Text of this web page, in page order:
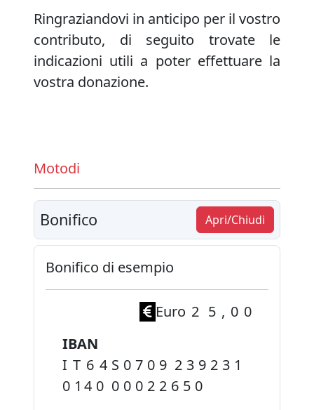
Ringraziandovi in anticipo per il vostro
contributo, di seguito trovate le
indicazioni utili a poter effettuare la
vostra donazione.
Motodi
Bonifico Apri/Chiudi
Bonifico di esempio
Euro 2 5 , 0 0
IBAN
I T 6 4 S 0 7 0 9 2 3 9 2 3 1
0 1 4 0 0 0 0 2 2 6 5 0